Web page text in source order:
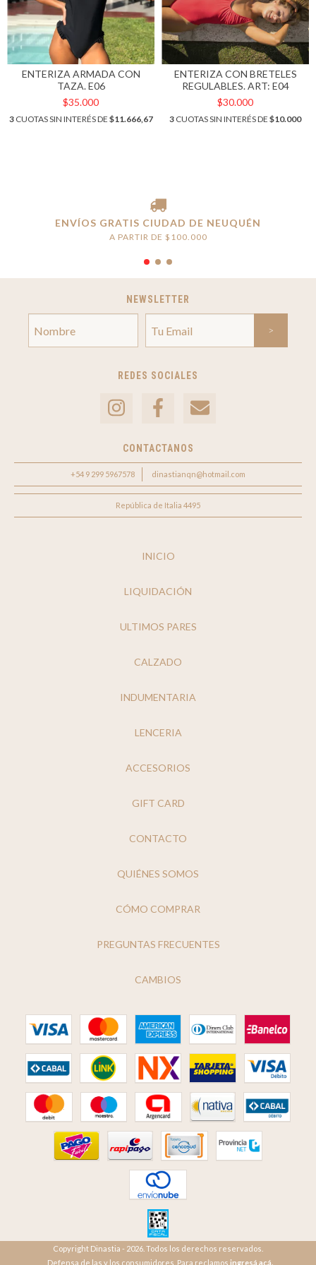
ENTERIZA ARMADA CON
TAZA. E06
$35.000
3CUOTAS SIN INTERÉS DE $11.666,67
ENTERIZA CON BRETELES
REGULABLES. ART: E04
$30.000
3 CUOTAS SIN INTERÉS DE $10.000
ENVÍOS GRATIS CIUDAD DE NEUQUÉN
A PARTIR DE $100.000
NEWSLETTER
REDES SOCIALES
CONTACTANOS
+54 9 299 5967578 dinastianqn@hotmail.com
República de Italia 4495
INICIO
LIQUIDACIÓN
ULTIMOS PARES
CALZADO
INDUMENTARIA
LENCERIA
ACCESORIOS
GIFT CARD
CONTACTO
QUIÉNES SOMOS
CÓMO COMPRAR
PREGUNTAS FRECUENTES
CAMBIOS
Copyright Dinastia - 2026. Todos los derechos reservados.
Defensa de las y los consumidores. Para reclamos ingresá acá.